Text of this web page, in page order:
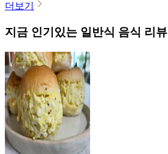
더보기
지금 인기있는 일반식 음식 리뷰